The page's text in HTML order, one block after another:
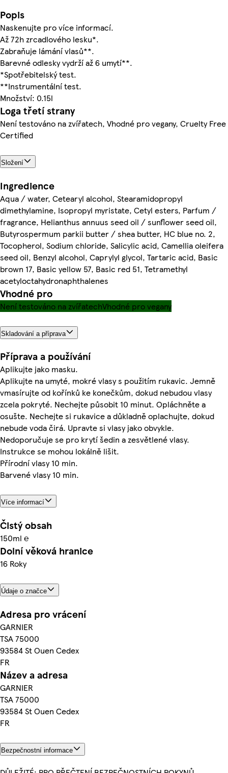
Popis
Naskenujte pro více informací.
Až 72h zrcadlového lesku*.
Zabraňuje lámání vlasů**.
Barevné odlesky vydrží až 6 umytí**.
*Spotřebitelský test.
**Instrumentální test.
Množství: 0.15l
Loga třetí strany
Není testováno na zvířatech, Vhodné pro vegany, Cruelty Free
Certified
Složení
Ingredience
Aqua / water, Cetearyl alcohol, Stearamidopropyl
dimethylamine, Isopropyl myristate, Cetyl esters, Parfum /
fragrance, Helianthus annuus seed oil / sunflower seed oil,
Butyrospermum parkii butter / shea butter, HC blue no. 2,
Tocopherol, Sodium chloride, Salicylic acid, Camellia oleifera
seed oil, Benzyl alcohol, Caprylyl glycol, Tartaric acid, Basic
brown 17, Basic yellow 57, Basic red 51, Tetramethyl
acetyloctahydronaphthalenes
Vhodné pro
Není testováno na zvířatechVhodné pro vegany
Skladování a příprava
Příprava a používání
Aplikujte jako masku.
Aplikujte na umyté, mokré vlasy s použitím rukavic. Jemně
vmasírujte od kořínků ke konečkům, dokud nebudou vlasy
zcela pokryté. Nechejte působit 10 minut. Opláchněte a
osušte. Nechejte si rukavice a důkladně oplachujte, dokud
nebude voda čirá. Upravte si vlasy jako obvykle.
Nedoporučuje se pro krytí šedin a zesvětlené vlasy.
Instrukce se mohou lokálně lišit.
Přírodní vlasy 10 min.
Barvené vlasy 10 min.
Více informací
Čistý obsah
150ml ℮
Dolní věková hranice
16 Roky
Údaje o značce
Adresa pro vrácení
GARNIER
TSA 75000
93584 St Ouen Cedex
FR
Název a adresa
GARNIER
TSA 75000
93584 St Ouen Cedex
FR
Bezpečnostní informace